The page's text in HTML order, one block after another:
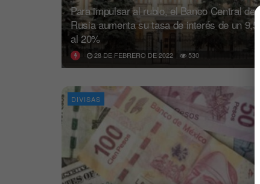
Para impulsar al rublo, el Banco Central de
Rusia aumenta su tasa de interés de un 9,5%
al 20%
28 DE FEBRERO DE 2022 530
DIVISAS